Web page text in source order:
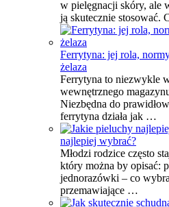
w pielęgnacji skóry, ale
ją skutecznie stosować.
Ferrytyna: jej rola,
żelaza
Ferrytyna to niezwykle
wewnętrznego
Niezbędna do
ferrytyna działa jak …
najlepiej wybrać?
Młodzi rodzice często
który można by opisać:
jednorazówki – co
przemawiające …